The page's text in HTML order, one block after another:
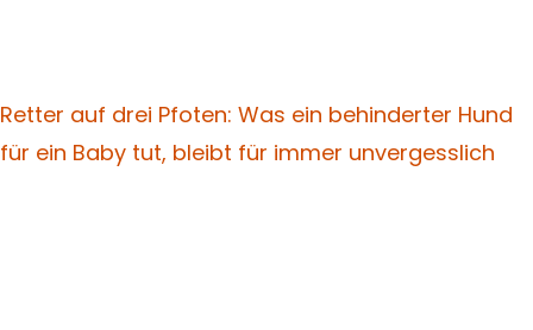
Retter auf drei Pfoten: Was ein behinderter Hund
für ein Baby tut, bleibt für immer unvergesslich